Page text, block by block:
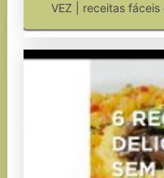
VEZ | receitas